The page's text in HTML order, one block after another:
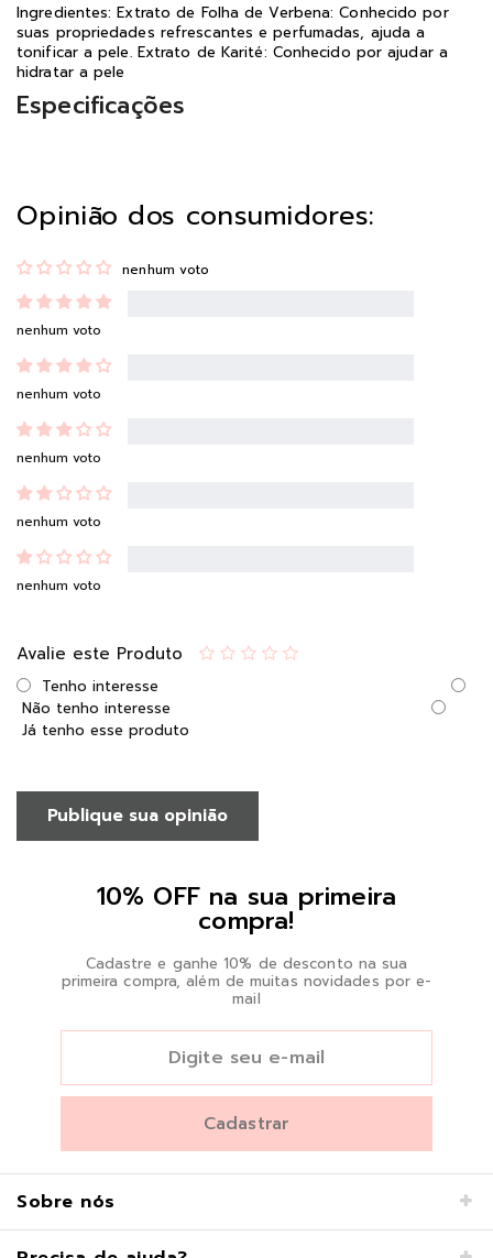
Ingredientes: Extrato de Folha de Verbena: Conhecido por
suas propriedades refrescantes e perfumadas, ajuda a
tonificar a pele. Extrato de Karité: Conhecido por ajudar a
hidratar a pele
Especificações
Opinião dos consumidores:
nenhum voto
nenhum voto
nenhum voto
nenhum voto
nenhum voto
nenhum voto
Avalie este Produto
Tenho interesse
Não tenho interesse
Já tenho esse produto
Publique sua opinião
10% OFF na sua primeira
compra!
Cadastre e ganhe 10% de desconto na sua
primeira compra, além de muitas novidades por e-
mail
Sobre nós